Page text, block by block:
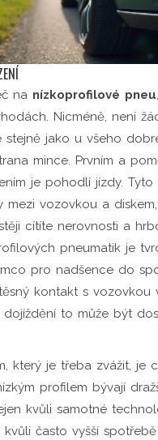
na nízkoprofilové pneu
Nicméně, není
stejně jako u všeho
mince. Prvním a
je pohodlí jízdy. Tyto
mezi vozovkou a
cítíte nerovnosti a
pneumatik je
pro nadšence do
kontakt s vozovkou
to může být
který je třeba zvážit, je
profilem bývají
kvůli samotné
často vyšší